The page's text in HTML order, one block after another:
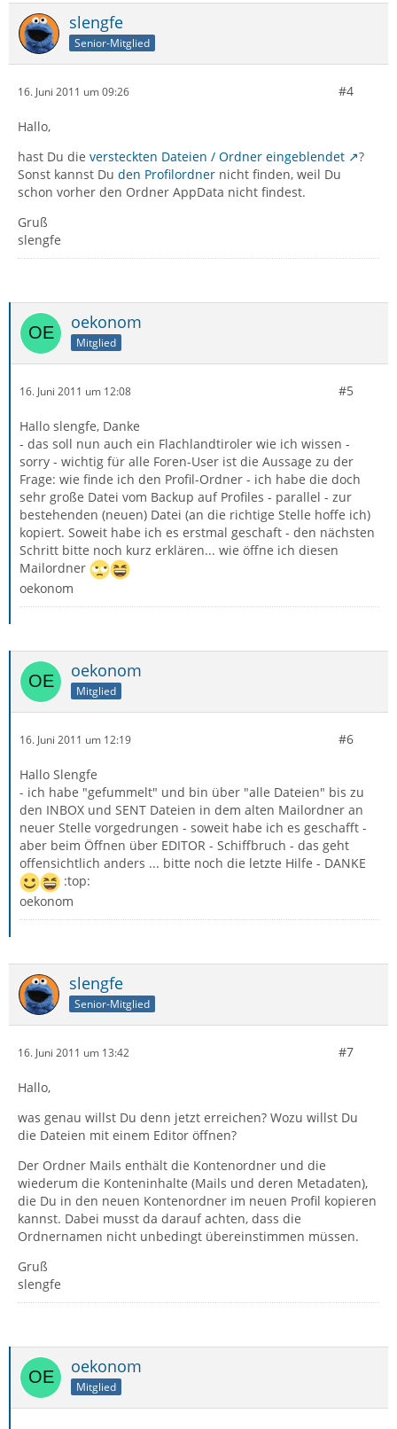
slengfe
Senior-Mitglied
16. Juni 2011 um 09:26 #4
Hallo,
hast Du die versteckten Dateien / Ordner eingeblendet
?
Sonst kannst Du den Profilordner nicht finden, weil Du
schon vorher den Ordner AppData nicht findest.
Gruß
slengfe
oekonom
Mitglied
16. Juni 2011 um 12:08 #5
Hallo slengfe, Danke
- das soll nun auch ein Flachlandtiroler wie ich wissen -
sorry - wichtig für alle Foren-User ist die Aussage zu der
Frage: wie finde ich den Profil-Ordner - ich habe die doch
sehr große Datei vom Backup auf Profiles - parallel - zur
bestehenden (neuen) Datei (an die richtige Stelle hoffe ich)
kopiert. Soweit habe ich es erstmal geschaft - den nächsten
Schritt bitte noch kurz erklären... wie öffne ich diesen
Mailordner
oekonom
oekonom
Mitglied
16. Juni 2011 um 12:19 #6
Hallo Slengfe
- ich habe "gefummelt" und bin über "alle Dateien" bis zu
den INBOX und SENT Dateien in dem alten Mailordner an
neuer Stelle vorgedrungen - soweit habe ich es geschafft -
aber beim Öffnen über EDITOR - Schiffbruch - das geht
offensichtlich anders ... bitte noch die letzte Hilfe - DANKE
:top:
oekonom
slengfe
Senior-Mitglied
16. Juni 2011 um 13:42 #7
Hallo,
was genau willst Du denn jetzt erreichen? Wozu willst Du
die Dateien mit einem Editor öffnen?
Der Ordner Mails enthält die Kontenordner und die
wiederum die Konteninhalte (Mails und deren Metadaten),
die Du in den neuen Kontenordner im neuen Profil kopieren
kannst. Dabei musst da darauf achten, dass die
Ordnernamen nicht unbedingt übereinstimmen müssen.
Gruß
slengfe
oekonom
Mitglied